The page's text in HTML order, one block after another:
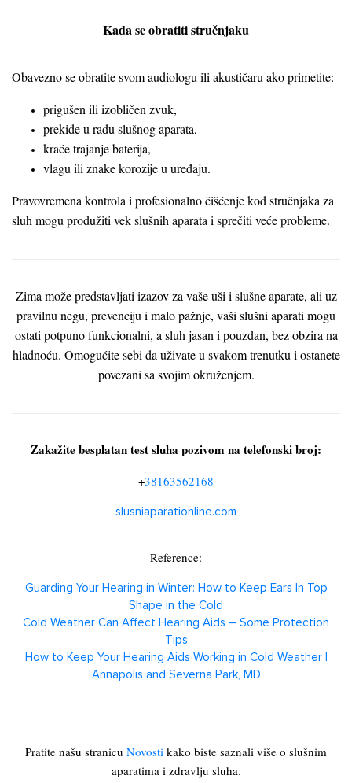
Kada se obratiti stručnjaku
Obavezno se obratite svom audiologu ili akustičaru ako primetite:
prigušen ili izobličen zvuk,
prekide u radu slušnog aparata,
kraće trajanje baterija,
vlagu ili znake korozije u uređaju.
Pravovremena kontrola i profesionalno čišćenje kod stručnjaka za
sluh mogu produžiti vek slušnih aparata i sprečiti veće probleme.
Zima može predstavljati izazov za vaše uši i slušne aparate, ali uz
pravilnu negu, prevenciju i malo pažnje, vaši slušni aparati mogu
ostati potpuno funkcionalni, a sluh jasan i pouzdan, bez obzira na
hladnoću. Omogućite sebi da uživate u svakom trenutku i ostanete
povezani sa svojim okruženjem.
Zakažite besplatan test sluha pozivom na telefonski broj:
+38163562168
slusniaparationline.com
Reference:
Guarding Your Hearing in Winter: How to Keep Ears In Top
Shape in the Cold
Cold Weather Can Affect Hearing Aids – Some Protection
Tips
How to Keep Your Hearing Aids Working in Cold Weather |
Annapolis and Severna Park, MD
Pratite našu stranicu Novosti kako biste saznali više o slušnim
aparatima i zdravlju sluha.